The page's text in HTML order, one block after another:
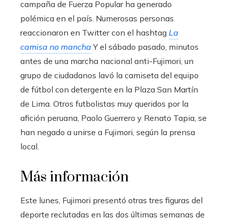
campaña de Fuerza Popular ha generado
polémica en el país. Numerosas personas
reaccionaron en Twitter con el hashtag La
camisa no mancha Y el sábado pasado, minutos
antes de una marcha nacional anti-Fujimori, un
grupo de ciudadanos lavó la camiseta del equipo
de fútbol con detergente en la Plaza San Martín
de Lima. Otros futbolistas muy queridos por la
afición peruana, Paolo Guerrero y Renato Tapia, se
han negado a unirse a Fujimori, según la prensa
local.
Más información
Este lunes, Fujimori presentó otras tres figuras del
deporte reclutadas en las dos últimas semanas de